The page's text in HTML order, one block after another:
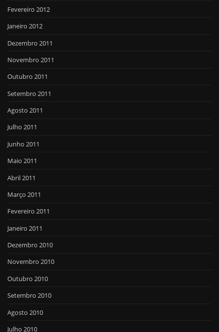
Fevereiro 2012
Janeiro 2012
Dezembro 2011
Novembro 2011
Outubro 2011
Setembro 2011
Agosto 2011
Julho 2011
Junho 2011
Maio 2011
Abril 2011
Março 2011
Fevereiro 2011
Janeiro 2011
Dezembro 2010
Novembro 2010
Outubro 2010
Setembro 2010
Agosto 2010
Julho 2010